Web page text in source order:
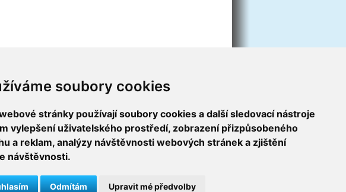
soubory cookies
stránky používají soubory cookies a další sledovací nástroje
vylepšení uživatelského prostředí, zobrazení přizpůsobeného
a reklam, analýzy návštěvnosti webových stránek a zjištění
návštěvnosti.
Odmítám Upravit mé předvolby
O nákupu
Obchodní informace